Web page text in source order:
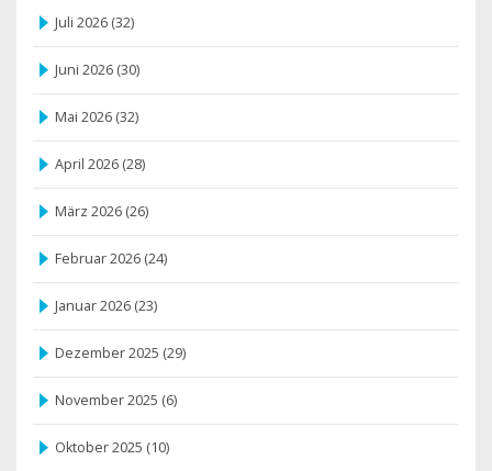
Juli 2026 (32)
Juni 2026 (30)
Mai 2026 (32)
April 2026 (28)
März 2026 (26)
Februar 2026 (24)
Januar 2026 (23)
Dezember 2025 (29)
November 2025 (6)
Oktober 2025 (10)